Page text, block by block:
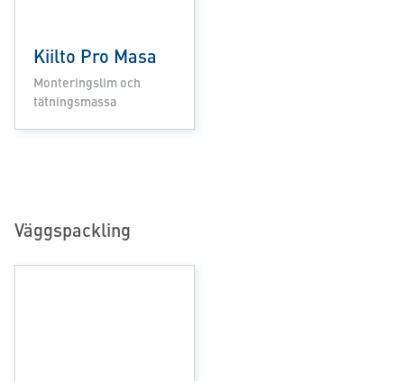
Kiilto Pro Masa
Monteringslim och
tätningsmassa
Väggspackling